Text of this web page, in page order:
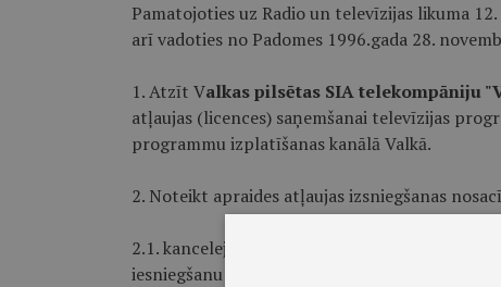
Pamatojoties uz Radio un televīzijas likuma
arī vadoties no Padomes 1996.gada 28.
1. Atzīt Valkas pilsētas SIA telekompāniju
atļaujas (licences) saņemšanai televīzijas
programmu izplatīšanas kanālā Valkā.
2. Noteikt apraides atļaujas izsniegšanas
2.1. kancelejas nodevu Ls 66 (sešdesmit seši)
iesniegšanu Padomē: